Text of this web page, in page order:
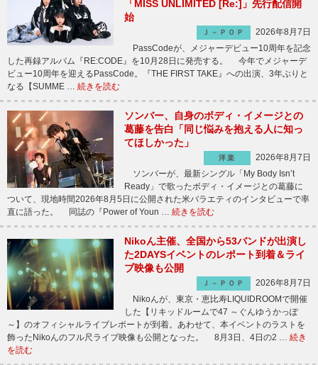
「MISS UNLIMITED [Re:]」先行配信開
始
Ｊ－ＰＯＰ
2026年8月7日
PassCodeが、メジャーデビュー10周年を記念
した再録アルバム『RE:CODE』を10月28日に発売する。 今年でメジャーデ
ビュー10周年を迎えるPassCode。『THE FIRST TAKE』への出演、3年ぶりと
なる【SUMME … 続きを読む
ソンバー、自身のボディ・イメージとの
葛藤を告白「同じ悩みを抱える人に知っ
てほしかった」
洋楽
2026年8月7日
ソンバーが、最新シングル「My Body Isn’t
Ready」で歌ったボディ・イメージとの葛藤に
ついて、現地時間2026年8月5日に公開された米バラエティのインタビューで率
直に語った。 同誌の『Power of Youn … 続きを読む
Nikoん主催、全国から53バンドが出演し
た2DAYSイベントのレポート到着＆ライ
ブ映像も公開
Ｊ－ＰＯＰ
2026年8月7日
Nikoんが、東京・恵比寿LIQUIDROOMで開催
した【リキッドルームで47 ～ぐんゆうかっぽ
～】のオフィシャルライブレポートが到着。あわせて、本イベントのラストを
飾ったNikoんのフル尺ライブ映像も公開となった。 8月3日、4日の2 … 続き
を読む